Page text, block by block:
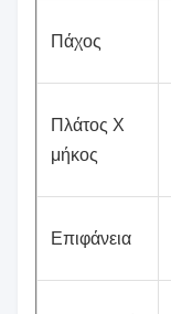
Πάχος
Πλάτος Χ
μήκος
Επιφάνεια